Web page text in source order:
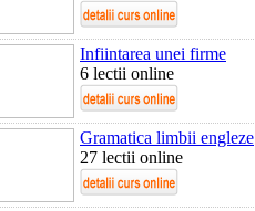
Infiintarea unei firme
6 lectii online
Gramatica limbii engleze
27 lectii online